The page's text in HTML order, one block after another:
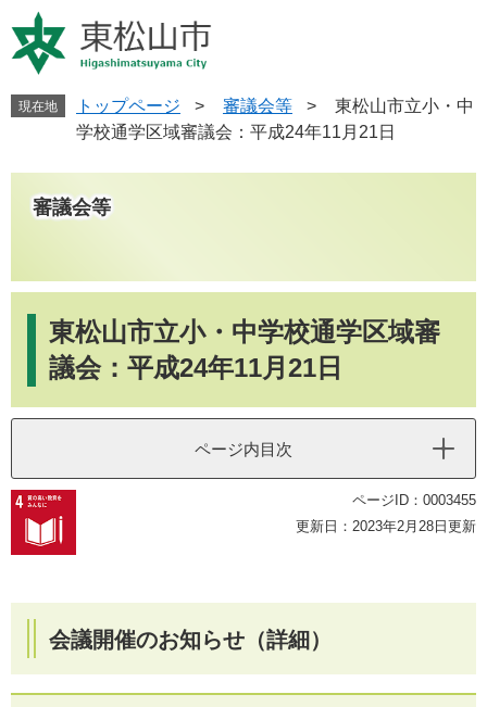
ー
ジ
す
ニ
ュ
し
現在地 トップページ > 審議会等 >
東松山市立小・中
学校通学区域審議会：平成24年11月21日
審議会等
東松山市立小・中学校通学区域審
議会：平成24年11月21日
ページ内目次
ページID：0003455
更新日：2023年2月28日更新
会議開催のお知らせ（詳細）